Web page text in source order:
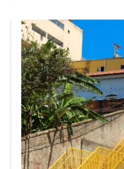
implantou um novo
Dutra, local que antes
a terra, e que agora
escadaria e corrimão